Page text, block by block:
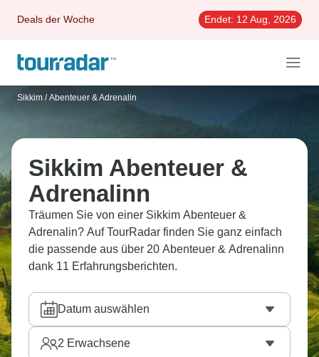
Deals der Woche Endet: 12 Aug, 2026
Sikkim / Abenteuer & Adrenalin
Sikkim Abenteuer &
Adrenalinn
Träumen Sie von einer Sikkim Abenteuer &
Adrenalin? Auf TourRadar finden Sie ganz einfach
die passende aus über 20 Abenteuer & Adrenalinn
dank 11 Erfahrungsberichten.
Datum auswählen
2 Erwachsene